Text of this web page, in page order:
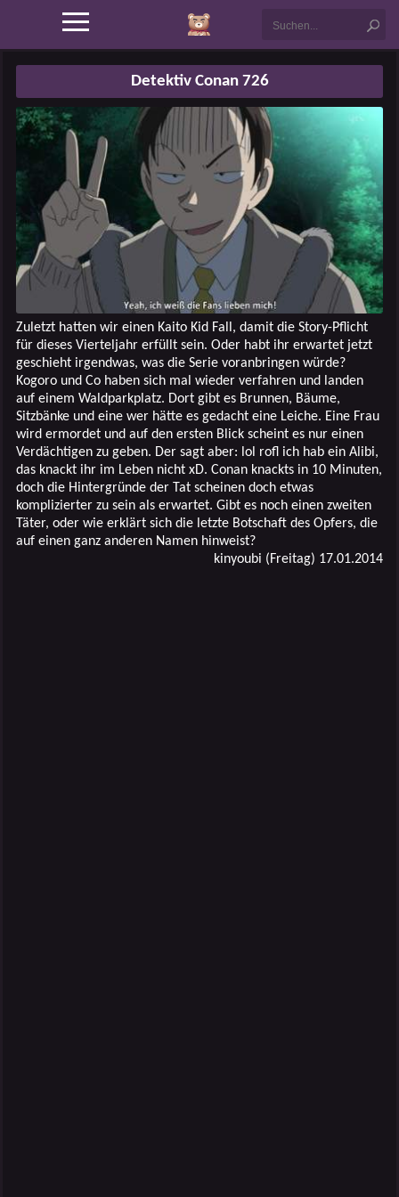
Detektiv Conan 726
Zuletzt hatten wir einen Kaito Kid Fall, damit die Story-Pflicht
für dieses Vierteljahr erfüllt sein. Oder habt ihr erwartet jetzt
geschieht irgendwas, was die Serie voranbringen würde?
Kogoro und Co haben sich mal wieder verfahren und landen
auf einem Waldparkplatz. Dort gibt es Brunnen, Bäume,
Sitzbänke und eine wer hätte es gedacht eine Leiche. Eine Frau
wird ermordet und auf den ersten Blick scheint es nur einen
Verdächtigen zu geben. Der sagt aber: lol rofl ich hab ein Alibi,
das knackt ihr im Leben nicht xD. Conan knackts in 10 Minuten,
doch die Hintergründe der Tat scheinen doch etwas
komplizierter zu sein als erwartet. Gibt es noch einen zweiten
Täter, oder wie erklärt sich die letzte Botschaft des Opfers, die
auf einen ganz anderen Namen hinweist?
kinyoubi (Freitag) 17.01.2014